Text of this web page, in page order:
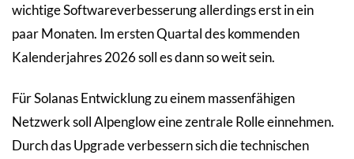
wichtige Softwareverbesserung allerdings erst in ein
paar Monaten. Im ersten Quartal des kommenden
Kalenderjahres 2026 soll es dann so weit sein.
Für Solanas Entwicklung zu einem massenfähigen
Netzwerk soll Alpenglow eine zentrale Rolle einnehmen.
Durch das Upgrade verbessern sich die technischen